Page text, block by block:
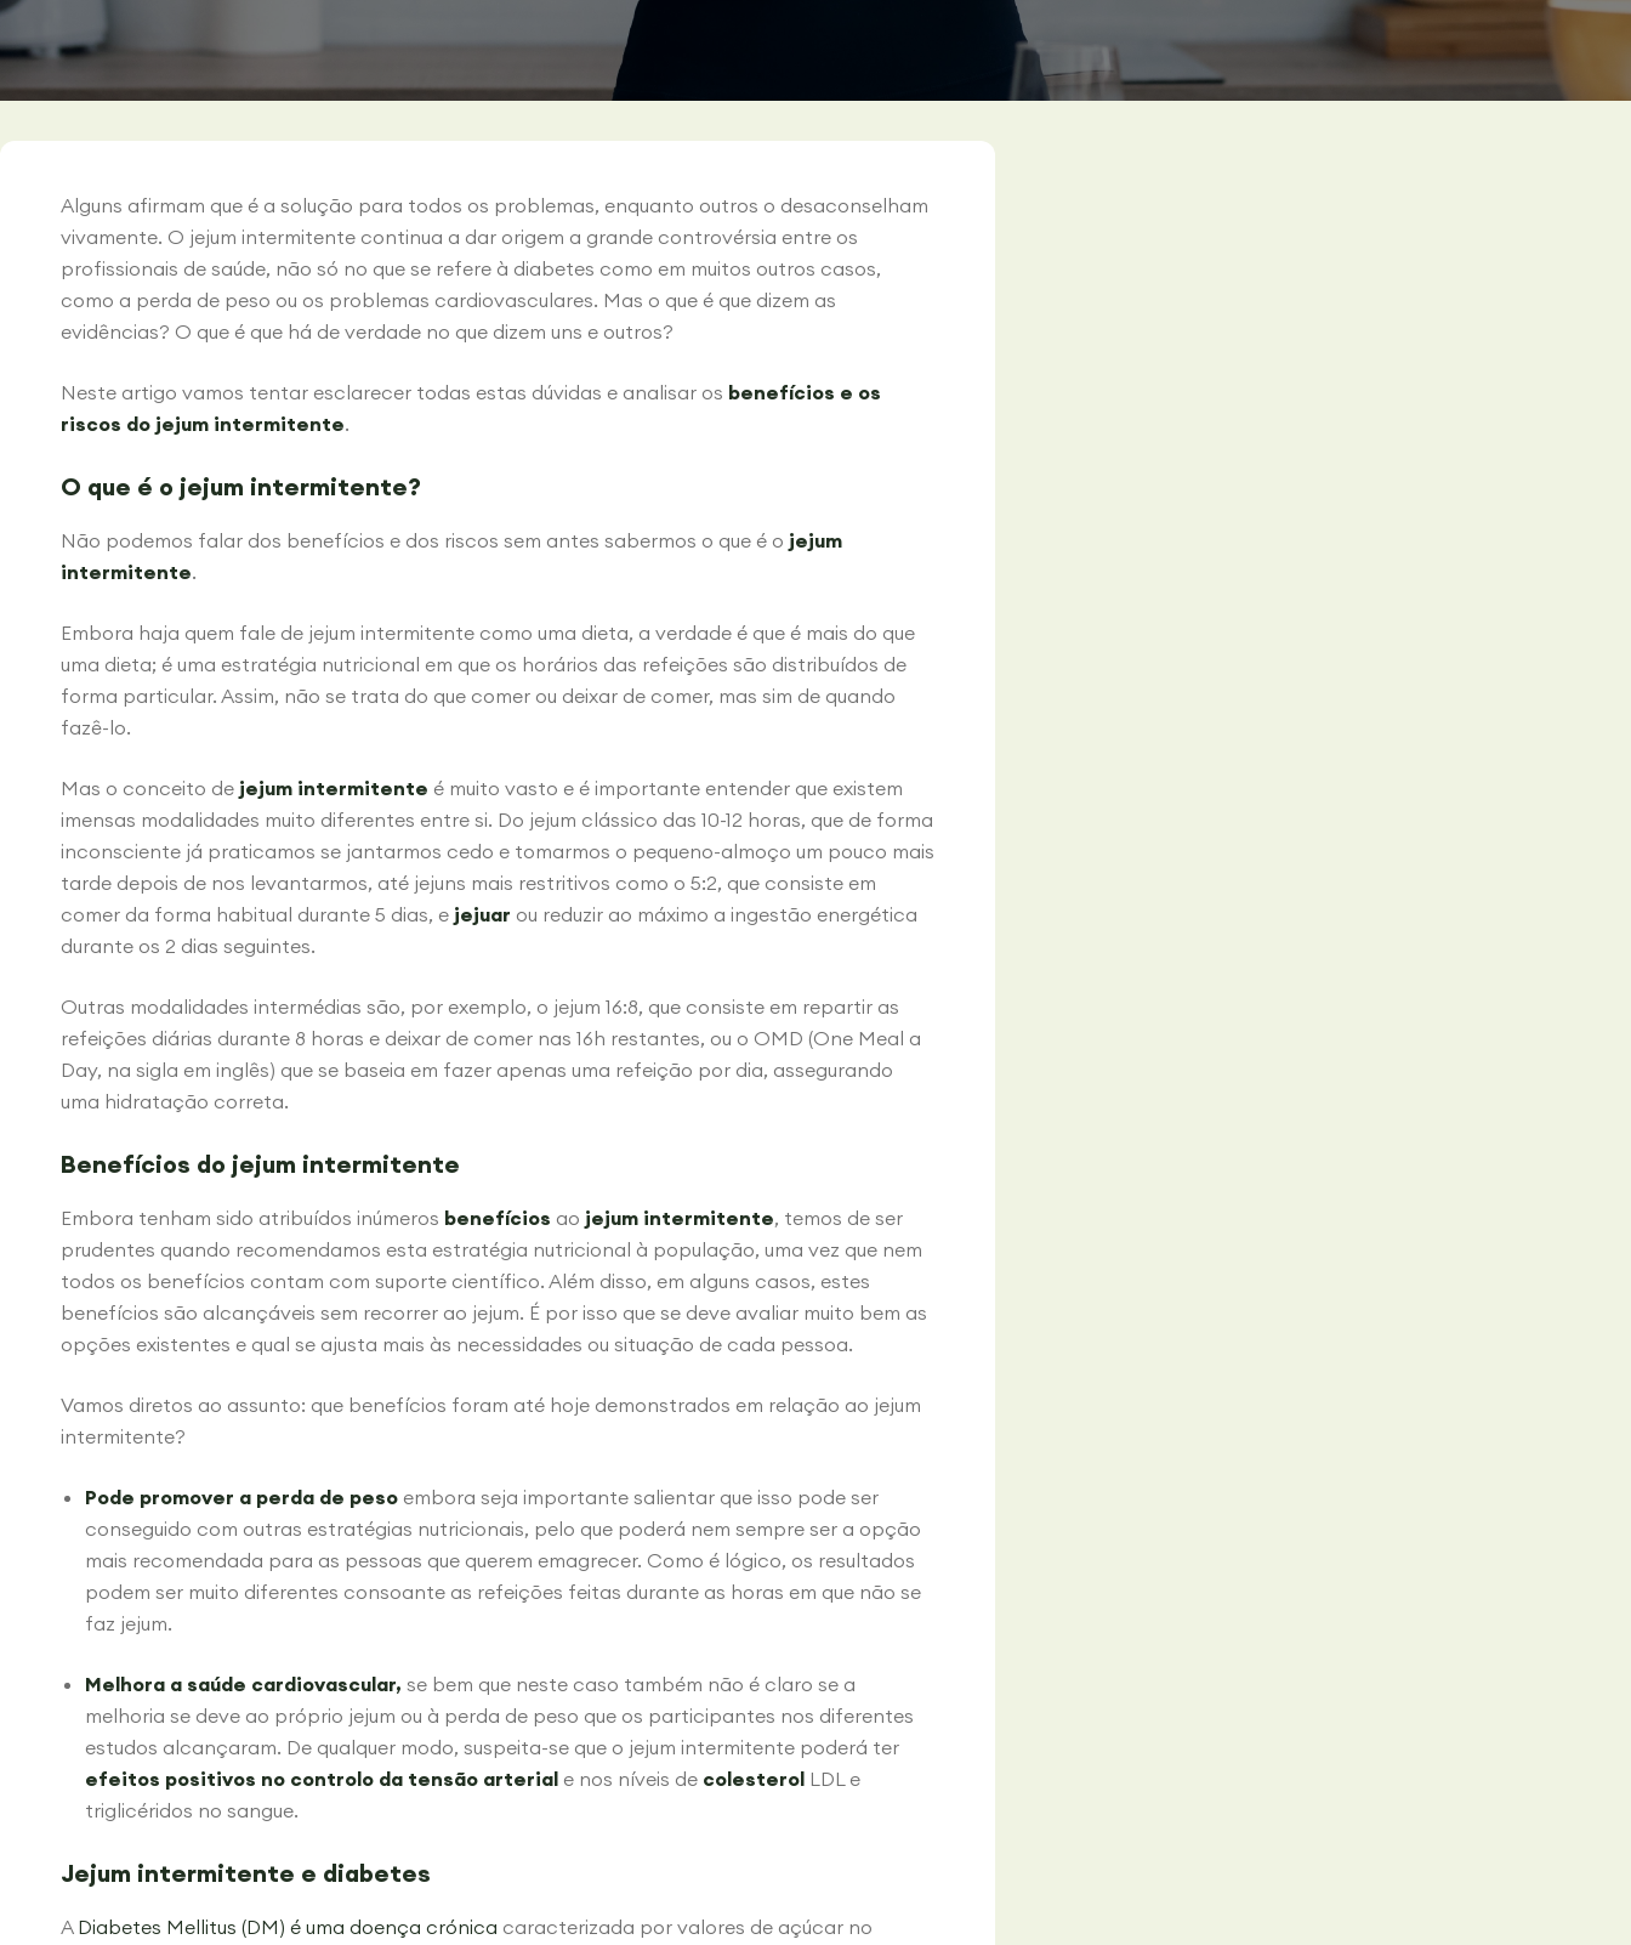
Alguns afirmam que é a solução para todos os problemas, enquanto outros o desaconselham
vivamente. O jejum intermitente continua a dar origem a grande controvérsia entre os
profissionais de saúde, não só no que se refere à diabetes como em muitos outros casos,
como a perda de peso ou os problemas cardiovasculares. Mas o que é que dizem as
evidências? O que é que há de verdade no que dizem uns e outros?
Neste artigo vamos tentar esclarecer todas estas dúvidas e analisar os benefícios e os
riscos do jejum intermitente.
O que é o jejum intermitente?
Não podemos falar dos benefícios e dos riscos sem antes sabermos o que é o jejum
intermitente.
Embora haja quem fale de jejum intermitente como uma dieta, a verdade é que é mais do que
uma dieta; é uma estratégia nutricional em que os horários das refeições são distribuídos de
forma particular. Assim, não se trata do que comer ou deixar de comer, mas sim de quando
fazê-lo.
Mas o conceito de jejum intermitente é muito vasto e é importante entender que existem
imensas modalidades muito diferentes entre si. Do jejum clássico das 10-12 horas, que de forma
inconsciente já praticamos se jantarmos cedo e tomarmos o pequeno-almoço um pouco mais
tarde depois de nos levantarmos, até jejuns mais restritivos como o 5:2, que consiste em
comer da forma habitual durante 5 dias, e jejuar ou reduzir ao máximo a ingestão energética
durante os 2 dias seguintes.
Outras modalidades intermédias são, por exemplo, o jejum 16:8, que consiste em repartir as
refeições diárias durante 8 horas e deixar de comer nas 16h restantes, ou o OMD (One Meal a
Day, na sigla em inglês) que se baseia em fazer apenas uma refeição por dia, assegurando
uma hidratação correta.
Benefícios do jejum intermitente
Embora tenham sido atribuídos inúmeros benefícios ao jejum intermitente, temos de ser
prudentes quando recomendamos esta estratégia nutricional à população, uma vez que nem
todos os benefícios contam com suporte científico. Além disso, em alguns casos, estes
benefícios são alcançáveis sem recorrer ao jejum. É por isso que se deve avaliar muito bem as
opções existentes e qual se ajusta mais às necessidades ou situação de cada pessoa.
Vamos diretos ao assunto: que benefícios foram até hoje demonstrados em relação ao jejum
intermitente?
Pode promover a perda de peso embora seja importante salientar que isso pode ser
conseguido com outras estratégias nutricionais, pelo que poderá nem sempre ser a opção
mais recomendada para as pessoas que querem emagrecer. Como é lógico, os resultados
podem ser muito diferentes consoante as refeições feitas durante as horas em que não se
faz jejum.
Melhora a saúde cardiovascular, se bem que neste caso também não é claro se a
melhoria se deve ao próprio jejum ou à perda de peso que os participantes nos diferentes
estudos alcançaram. De qualquer modo, suspeita-se que o jejum intermitente poderá ter
efeitos positivos no controlo da tensão arterial e nos níveis de colesterol LDL e
triglicéridos no sangue.
Jejum intermitente e diabetes
A Diabetes Mellitus (DM) é uma doença crónica caracterizada por valores de açúcar no